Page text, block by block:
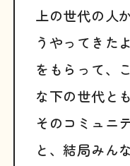
上の世代の人
うやってきた
をもらって、
な下の世代と
そのコミュニ
と、結局みん